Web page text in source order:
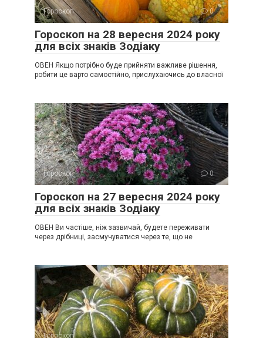
Гороскоп 0
Гороскоп на 28 вересня 2024 року
для всіх знаків Зодіаку
ОВЕН Якщо потрібно буде прийняти важливе рішення,
робити це варто самостійно, прислухаючись до власної
Гороскоп 0
Гороскоп на 27 вересня 2024 року
для всіх знаків Зодіаку
ОВЕН Ви частіше, ніж зазвичай, будете переживати
через дрібниці, засмучуватися через те, що не
Гороскоп 0